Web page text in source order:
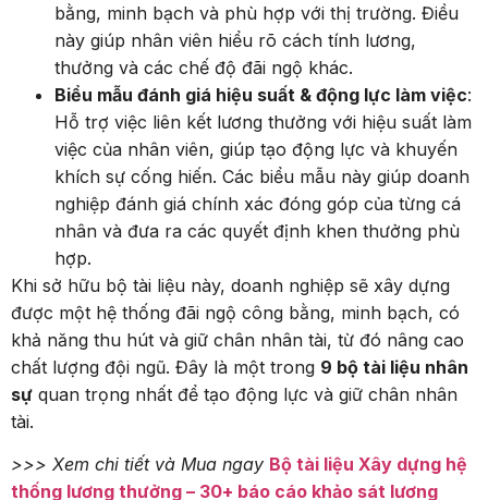
bằng, minh bạch và phù hợp với thị trường. Điều
này giúp nhân viên hiểu rõ cách tính lương,
thưởng và các chế độ đãi ngộ khác.
Biểu mẫu đánh giá hiệu suất & động lực làm việc:
Hỗ trợ việc liên kết lương thưởng với hiệu suất làm
việc của nhân viên, giúp tạo động lực và khuyến
khích sự cống hiến. Các biểu mẫu này giúp doanh
nghiệp đánh giá chính xác đóng góp của từng cá
nhân và đưa ra các quyết định khen thưởng phù
hợp.
Khi sở hữu bộ tài liệu này, doanh nghiệp sẽ xây dựng
được một hệ thống đãi ngộ công bằng, minh bạch, có
khả năng thu hút và giữ chân nhân tài, từ đó nâng cao
chất lượng đội ngũ. Đây là một trong 9 bộ tài liệu nhân
sự quan trọng nhất để tạo động lực và giữ chân nhân
tài.
>>> Xem chi tiết và Mua ngay Bộ tài liệu Xây dựng hệ
thống lương thưởng – 30+ báo cáo khảo sát lương